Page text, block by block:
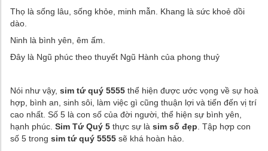
Thọ là sống lâu, sống khỏe, minh mẫn. Khang là sức khoẻ dồi
dào.
Ninh là bình yên, êm ấm.
Đây là Ngũ phúc theo thuyết Ngũ Hành của phong thuỷ
Nói như vậy, sim tứ quý 5555 thể hiện được ước vọng về sự hoà
hợp, bình an, sinh sôi, làm việc gì cũng thuận lợi và tiến đến vị trí
cao nhất. Số 5 là con số của đời người, thể hiện sự bình yên,
hạnh phúc. Sim Tứ Quý 5 thực sự là sim số đẹp . Tập hợp con
số 5 trong sim tứ quý 5555 sẽ khá hoàn hảo.